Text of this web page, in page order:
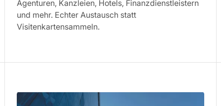
Agenturen, Kanzleien, Hotels, Finanzdienstleistern
und mehr. Echter Austausch statt
Visitenkartensammeln.